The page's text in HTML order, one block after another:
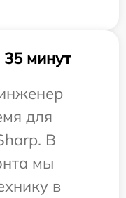
минут
для
В
мы
в